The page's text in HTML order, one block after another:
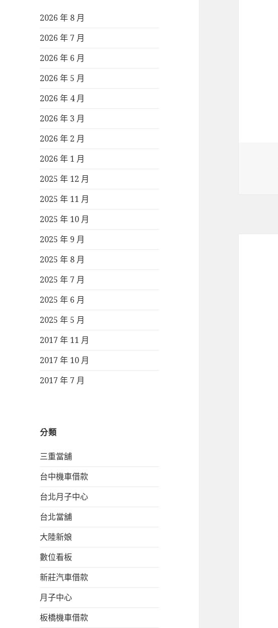
2026 年 8 月
2026 年 7 月
2026 年 6 月
2026 年 5 月
2026 年 4 月
2026 年 3 月
2026 年 2 月
2026 年 1 月
2025 年 12 月
2025 年 11 月
2025 年 10 月
2025 年 9 月
2025 年 8 月
2025 年 7 月
2025 年 6 月
2025 年 5 月
2017 年 11 月
2017 年 10 月
2017 年 7 月
分類
三重當舖
台中機車借款
台北月子中心
台北當舖
大陸新娘
數位看板
新莊汽車借款
月子中心
板橋機車借款